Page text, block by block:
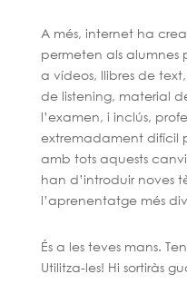
A més, internet ha
permeten als alumnes
a vídeos, llibres de
de listening, material
l’examen, i inclús,
extremadament difícil
amb tots aquests
han d’introduir noves
l’aprenentatge més
És a les teves mans.
Utilitza-les! Hi sortiràs